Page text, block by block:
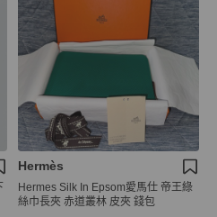
Hermès
Hermes Silk In Epsom愛馬仕 帝王綠
絲巾長夾 赤道叢林 皮夾 錢包